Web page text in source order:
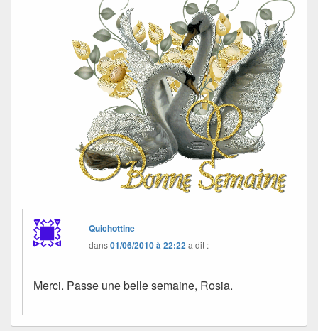
Quichottine
dans01/06/2010 à 22:22a dit :
Merci. Passe une belle semaine, Rosia.